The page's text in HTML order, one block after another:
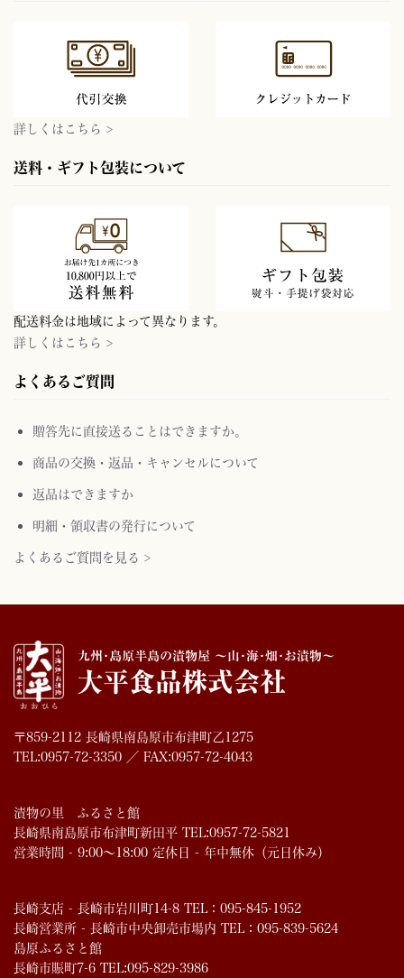
詳しくはこちら >
送料・ギフト包装について
配送料金は地域によって異なります。
詳しくはこちら >
よくあるご質問
贈答先に直接送ることはできますか。
商品の交換・返品・キャンセルについて
返品はできますか
明細・領収書の発行について
よくあるご質問を見る >
〒859-2112 長崎県南島原市布津町乙1275
TEL:0957-72-3350 ／ FAX:0957-72-4043
漬物の里 ふるさと館
長崎県南島原市布津町新田平 TEL:0957-72-5821
営業時間 - 9:00～18:00 定休日 - 年中無休（元日休み）
長崎支店 - 長崎市岩川町14-8 TEL：095-845-1952
長崎営業所 - 長崎市中央卸売市場内 TEL：095-839-5624
島原ふるさと館
長崎市賑町7-6 TEL:095-829-3986